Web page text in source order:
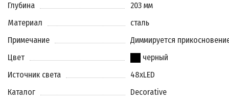
Глубина
203 мм
Материал
сталь
Примечание
Диммируется
Цвет
черный
Источник света
48xLED
Каталог
Decorative